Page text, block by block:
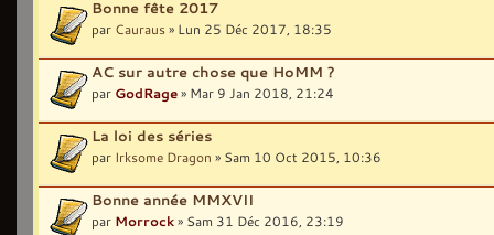
Bonne fête 2017
par Cauraus» Lun 25 Déc 2017, 18:35
AC sur autre chose que HoMM ?
par GodRage» Mar 9 Jan 2018, 21:24
La loi des séries
par Irksome Dragon » Sam 10 Oct 2015, 10:36
Bonne année MMXVII
par Morrock» Sam 31 Déc 2016, 23:19